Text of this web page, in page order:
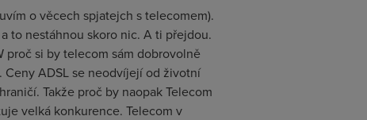
o věcech spjatejch s telecomem).
to nestáhnou skoro nic. A ti přejdou.
proč si by telecom sám dobrovolně
ADSL se neodvíjejí od životní
Takže proč by naopak Telecom
velká konkurence. Telecom v